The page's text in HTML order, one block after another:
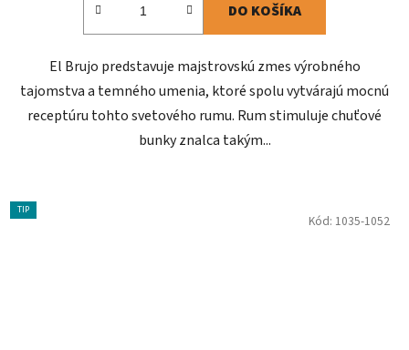
DO KOŠÍKA
El Brujo predstavuje majstrovskú zmes výrobného
tajomstva a temného umenia, ktoré spolu vytvárajú mocnú
receptúru tohto svetového rumu. Rum stimuluje chuťové
bunky znalca takým...
TIP
Kód: 1035-1052